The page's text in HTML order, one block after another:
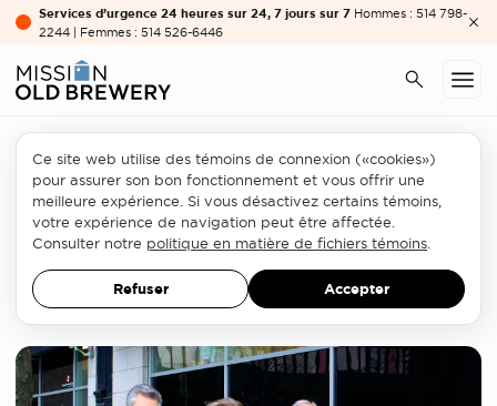
Services d’urgence 24 heures sur 24, 7 jours sur 7 Hommes : 514 798-
2244 | Femmes : 514 526-6446
Partenariats
Don d’Allstate à la clinique
médicale
ACTUALITÉ 15 NOVEMBRE 2015
Ce site web utilise des témoins de connexion («cookies»)
pour assurer son bon fonctionnement et vous offrir une
meilleure expérience. Si vous désactivez certains témoins,
votre expérience de navigation peut être affectée.
Consulter notre politique en matière de fichiers témoins
Refuser Accepter